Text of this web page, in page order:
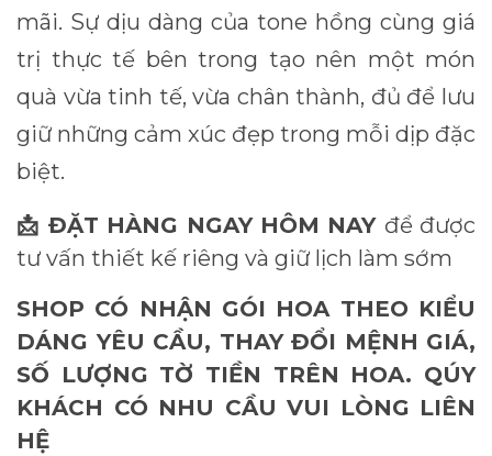
mãi. Sự dịu dàng của tone hồng cùng giá
trị thực tế bên trong tạo nên một món
quà vừa tinh tế, vừa chân thành, đủ để lưu
giữ những cảm xúc đẹp trong mỗi dịp đặc
biệt.
📩 ĐẶT HÀNG NGAY HÔM NAY để được
tư vấn thiết kế riêng và giữ lịch làm sớm
SHOP CÓ NHẬN GÓI HOA THEO KIỂU
DÁNG YÊU CẦU, THAY ĐỔI MỆNH GIÁ,
SỐ LƯỢNG TỜ TIỀN TRÊN HOA. QÚY
KHÁCH CÓ NHU CẦU VUI LÒNG LIÊN
HỆ